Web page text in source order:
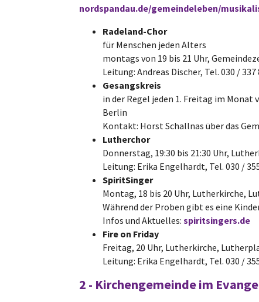
nordspandau.de/gemeindeleben/
Radeland-Chor
für Menschen jeden Alters
montags von 19 bis 21 Uhr,
Leitung: Andreas Discher, Tel. 030 / 337
Gesangskreis
in der Regel jeden 1. Freitag im Monat
Berlin
Kontakt: Horst Schallnas über das
Lutherchor
Donnerstag, 19:30 bis 21:30 Uhr,
Leitung: Erika Engelhardt, Tel. 030 /
SpiritSinger
Montag, 18 bis 20 Uhr, Lutherkirche,
Während der Proben gibt es eine
Infos und Aktuelles: spiritsingers.de
Fire on Friday
Freitag, 20 Uhr, Lutherkirche,
Leitung: Erika Engelhardt, Tel. 030 /
2 - Kirchengemeinde im